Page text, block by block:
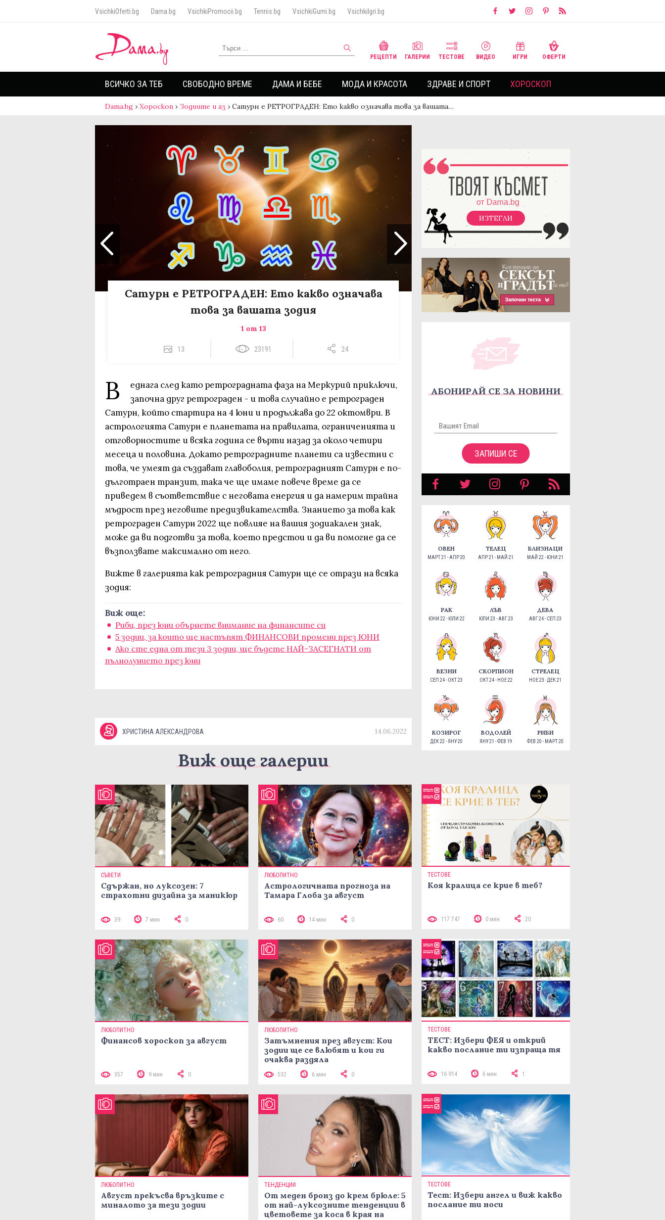
VsichkiOferti.bg Dama.bg VsichkiPromocii.bg Tennis.bg VsichkiGumi.bg VsichkiIgri.bg
РЕЦЕПТИ ГАЛЕРИИ ТЕСТОВЕ ВИДЕО ИГРИ ОФЕРТИ
ВСИЧКО ЗА ТЕБ СВОБОДНО ВРЕМЕ ДАМА И БЕБЕ МОДА И КРАСОТА ЗДРАВЕ И СПОРТ ХОРОСКОП
Dama.bg › Хороскоп › Зодиите и аз › Сатурн е РЕТРОГРАДЕН: Ето какво означава това за вашата…
Сатурн е РЕТРОГРАДЕН: Ето какво означава
това за вашата зодия
1 от 13
13 23191 24
В
еднага след като ретроградната фаза на Меркурий приключи,
започна друг ретрограден - и това случайно е ретрограден
Сатурн, който стартира на 4 юни и продължава до 22 октомври. В
астрологията Сатурн е планетата на правилата, ограниченията и
отговорностите и всяка година се върти назад за около четири
месеца и половина. Докато ретроградните планети са известни с
това, че умеят да създават главоболия, ретроградният Сатурн е по-
дълготраен транзит, така че ще имаме повече време да се
приведем в съответствие с неговата енергия и да намерим трайна
мъдрост през неговите предизвикателства. Знанието за това как
ретрограден Сатурн 2022 ще повлияе на вашия зодиакален знак,
може да ви подготви за това, което предстои и да ви помогне да се
възползвате максимално от него.
Вижте в галерията как ретроградния Сатурн ще се отрази на всяка
зодия:
Виж още:
Риби, през юни обърнете внимание на финансите си
5 зодии, за които ще настъпят ФИНАНСОВИ промени през ЮНИ
Ако сте една от тези 3 зодии, ще бъдете НАЙ-ЗАСЕГНАТИ от
пълнолунието през юни
ХРИСТИНА АЛЕКСАНДРОВА 14.06.2022
Виж още галерии
СЪВЕТИ
Сдържан, но луксозен: 7
страхотни дизайна за маникюр
39 7 мин 0
ЛЮБОПИТНО
Астрологичната прогноза на
Тамара Глоба за август
60 14 мин 0
ЛЮБОПИТНО
Финансов хороскоп за август
357 9 мин 0
ЛЮБОПИТНО
Затъмнения през август: Кои
зодии ще се влюбят и кои ги
очаква раздяла
532 6 мин 0
ЛЮБОПИТНО
Август прекъсва връзките с
миналото за тези зодии
ТЕНДЕНЦИИ
От меден бронз до крем брюле: 5
от най-луксозните тенденции в
цветовете за коса в края на
ИЗТЕГЛИ
АБОНИРАЙ СЕ ЗА НОВИНИ
ЗАПИШИ СЕ
ОВЕН
МАРТ 21 - АПР 20
ТЕЛЕЦ
АПР 21 - МАЙ 21
БЛИЗНАЦИ
МАЙ 22 - ЮНИ 21
РАК
ЮНИ 22 - ЮЛИ 22
ЛЪВ
ЮЛИ 23 - АВГ 23
ДЕВА
АВГ 24 - СЕП 23
ВЕЗНИ
СЕП 24 - ОКТ 23
СКОРПИОН
ОКТ 24 - НОЕ 22
СТРЕЛЕЦ
НОЕ 23 - ДЕК 21
КОЗИРОГ
ДЕК 22 - ЯНУ 20
ВОДОЛЕЙ
ЯНУ 21 - ФЕВ 19
РИБИ
ФЕВ 20 - МАРТ 20
ТЕСТОВЕ
Коя кралица се крие в теб?
117 747 0 мин 20
ТЕСТОВЕ
ТЕСТ: Избери ФЕЯ и открий
какво послание ти изпраща тя
16 914 6 мин 1
ТЕСТОВЕ
Тест: Избери ангел и виж какво
послание ти носи